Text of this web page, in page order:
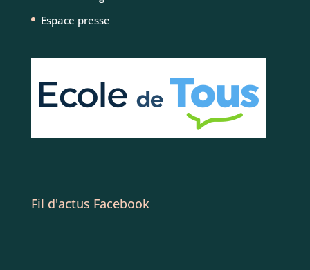
Espace presse
Fil d'actus Facebook